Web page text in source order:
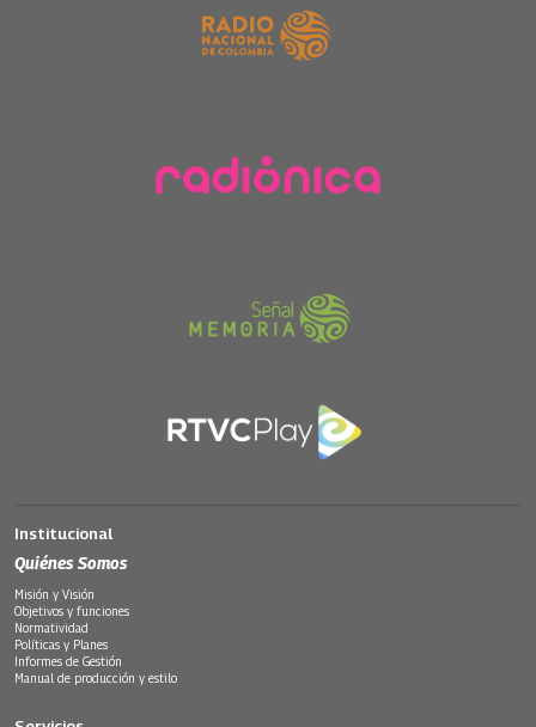
Institucional
Quiénes Somos
Misión y Visión
Objetivos y funciones
Normatividad
Políticas y Planes
Informes de Gestión
Manual de producción y estilo